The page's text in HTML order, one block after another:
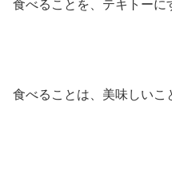
食べることを、テキトーに
食べることは、美味しいこ